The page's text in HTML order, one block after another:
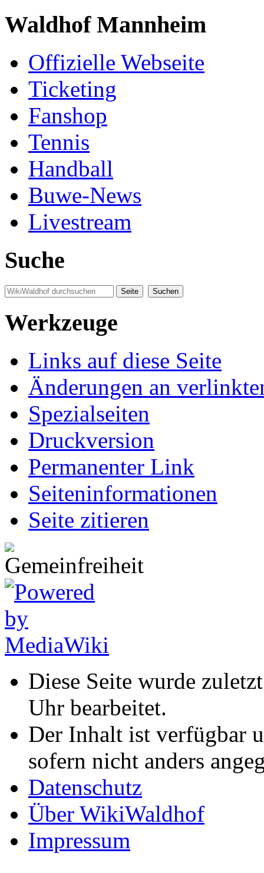
Waldhof Mannheim
Offizielle Webseite
Ticketing
Fanshop
Tennis
Handball
Buwe-News
Livestream
Suche
Werkzeuge
Links auf diese Seite
Änderungen an
Spezialseiten
Druckversion
Permanenter Link
Seiten­informationen
Seite zitieren
Diese Seite wurde
Uhr bearbeitet.
Der Inhalt ist verfügbar
sofern nicht anders
Datenschutz
Über WikiWaldhof
Impressum